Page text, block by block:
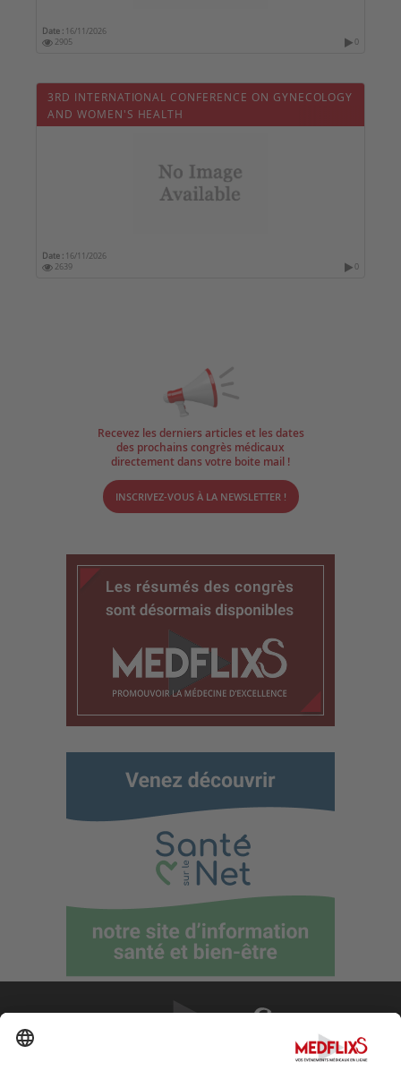
Date : 16/11/2026
2905
0
3RD INTERNATIONAL CONFERENCE ON GYNECOLOGY
AND WOMEN'S HEALTH
Date : 16/11/2026
2639
0
Recevez les derniers articles et les dates
des prochains congrès médicaux
directement dans votre boite mail !
INSCRIVEZ-VOUS À LA NEWSLETTER !